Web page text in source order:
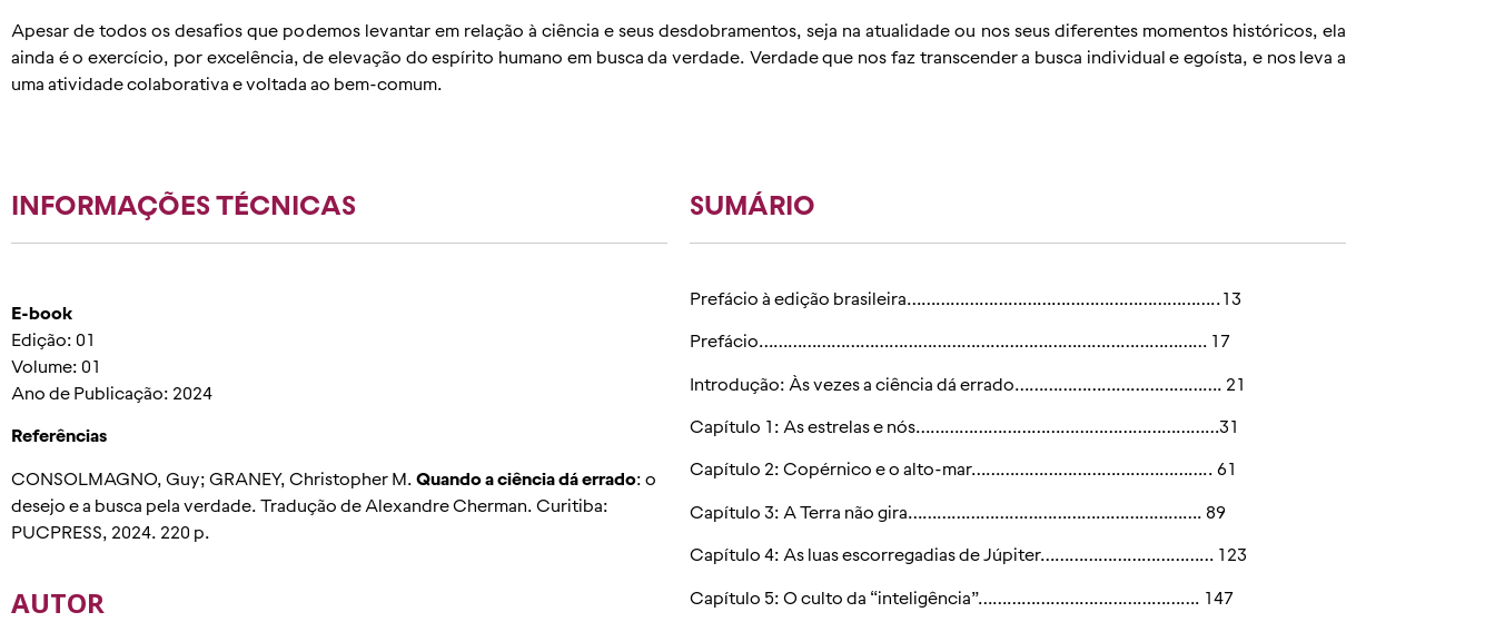
Apesar de todos os desafios que podemos levantar em relação à ciência e seus desdobramentos, seja na atualidade ou nos seus diferentes momentos históricos, ela
ainda é o exercício, por excelência, de elevação do espírito humano em busca da verdade. Verdade que nos faz transcender a busca individual e egoísta, e nos leva a
uma atividade colaborativa e voltada ao bem-comum.
INFORMAÇÕES TÉCNICAS
E-book
Edição: 01
Volume: 01
Ano de Publicação: 2024
Referências
CONSOLMAGNO, Guy; GRANEY, Christopher M. Quando a ciência dá errado: o
desejo e a busca pela verdade. Tradução de Alexandre Cherman. Curitiba:
PUCPRESS, 2024. 220 p.
AUTOR
SUMÁRIO
Prefácio à edição brasileira………………………………………………………..13
Prefácio………………………………………………………………………………… 17
Introdução: Às vezes a ciência dá errado……………………………………. 21
Capítulo 1: As estrelas e nós………………………………………………………31
Capítulo 2: Copérnico e o alto-mar………………………………………….. 61
Capítulo 3: A Terra não gira……………………………………………………. 89
Capítulo 4: As luas escorregadias de Júpiter……………………………… 123
Capítulo 5: O culto da “inteligência”………………………………………. 147